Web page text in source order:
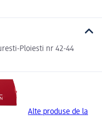
Ploiesti nr 42-44
Alte produse de la